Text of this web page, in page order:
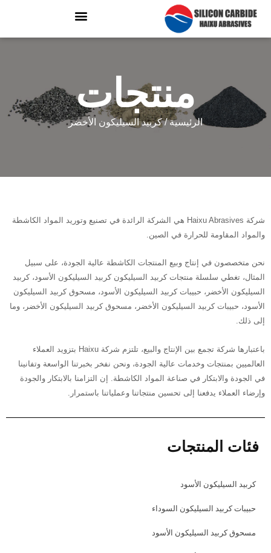
منتجات
الرئيسية/ كربيد السيليكون الأخضر
شركة Haixu Abrasives هي الشركة الرائدة في تصنيع وتوريد المواد الكاشطة
والمواد المقاومة للحرارة في الصين.
نحن متخصصون في إنتاج وبيع المنتجات الكاشطة عالية الجودة، على سبيل
المثال، تغطي سلسلة منتجات كربيد السيليكون كربيد السيليكون الأسود، كربيد
السيليكون الأخضر، حبيبات كربيد السيليكون الأسود، مسحوق كربيد السيليكون
الأسود، حبيبات كربيد السيليكون الأخضر، مسحوق كربيد السيليكون الأخضر، وما
إلى ذلك.
باعتبارها شركة تجمع بين الإنتاج والبيع، تلتزم شركة Haixu بتزويد العملاء
العالميين بمنتجات وخدمات عالية الجودة، ونحن نفخر بخبرتنا الواسعة وتفانينا
في الجودة والابتكار في صناعة المواد الكاشطة. إن التزامنا بالابتكار والجودة
وإرضاء العملاء يدفعنا إلى تحسين منتجاتنا وعملياتنا باستمرار.
فئات المنتجات
كربيد السيليكون الأسود
حبيبات كربيد السيليكون السوداء
مسحوق كربيد السيليكون الأسود